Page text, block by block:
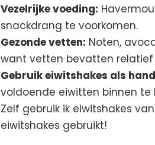
Vezelrijke voeding:
snackdrang te voorkomen.
Gezonde vetten: Noten,
want vetten bevatten relatief
Gebruik eiwitshakes als
voldoende eiwitten binnen te
Zelf gebruik ik eiwitshakes van
eiwitshakes gebruikt!